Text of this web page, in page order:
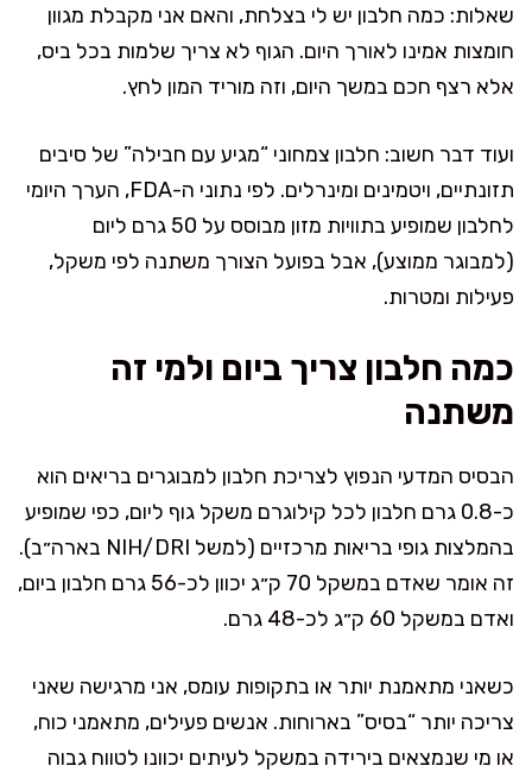
שאלות: כמה חלבון יש לי בצלחת, והאם אני מקבלת מגוון
חומצות אמינו לאורך היום. הגוף לא צריך שלמות בכל ביס,
אלא רצף חכם במשך היום, וזה מוריד המון לחץ.
ועוד דבר חשוב: חלבון צמחוני “מגיע עם חבילה” של סיבים
תזונתיים, ויטמינים ומינרלים. לפי נתוני ה-FDA, הערך היומי
לחלבון שמופיע בתוויות מזון מבוסס על 50 גרם ליום
(למבוגר ממוצע), אבל בפועל הצורך משתנה לפי משקל,
פעילות ומטרות.
כמה חלבון צריך ביום ולמי זה
משתנה
הבסיס המדעי הנפוץ לצריכת חלבון למבוגרים בריאים הוא
כ-0.8 גרם חלבון לכל קילוגרם משקל גוף ליום, כפי שמופיע
בהמלצות גופי בריאות מרכזיים (למשל NIH/DRI בארה״ב).
זה אומר שאדם במשקל 70 ק״ג יכוון לכ-56 גרם חלבון ביום,
ואדם במשקל 60 ק״ג לכ-48 גרם.
כשאני מתאמנת יותר או בתקופות עומס, אני מרגישה שאני
צריכה יותר “בסיס” בארוחות. אנשים פעילים, מתאמני כוח,
או מי שנמצאים בירידה במשקל לעיתים יכוונו לטווח גבוה